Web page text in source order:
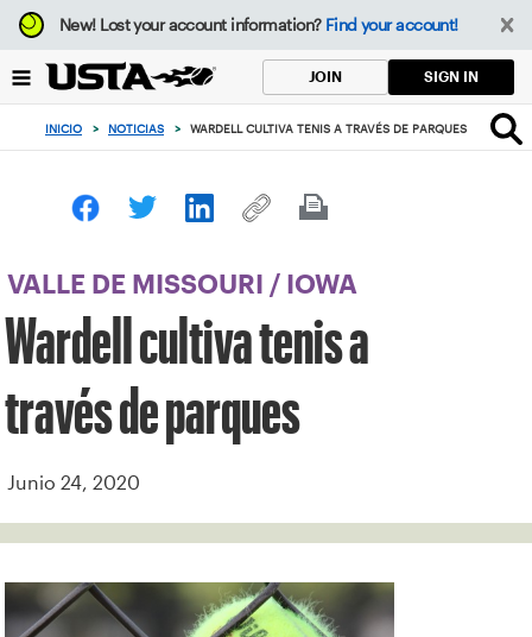
Enfoque
desde
botón
volver
principio
New!Lost your account information? Find your account!
JOIN SIGN IN
INICIO > NOTICIAS > WARDELL CULTIVA TENIS A TRAVÉS DE PARQUES
VALLE DE MISSOURI / IOWA
Wardell cultiva tenis a
través de parques
Junio 24, 2020